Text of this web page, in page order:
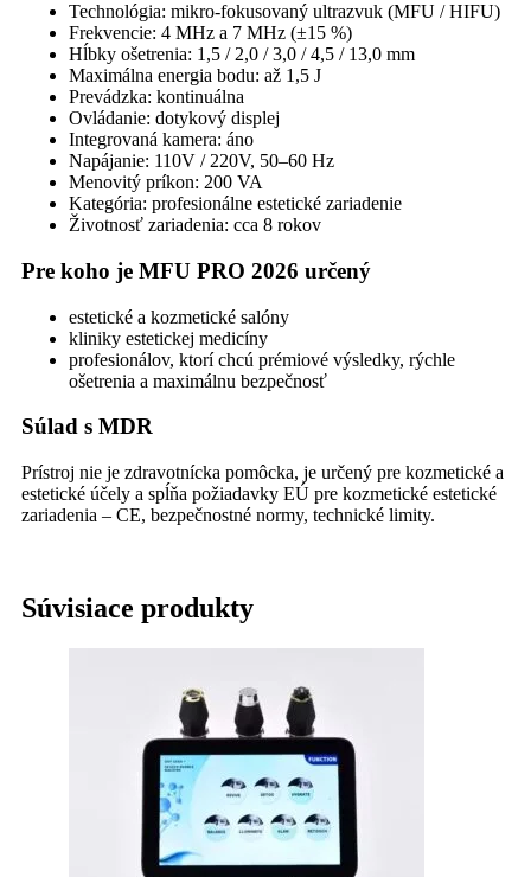
Technológia: mikro-fokusovaný ultrazvuk (MFU / HIFU)
Frekvencie: 4 MHz a 7 MHz (±15 %)
Hĺbky ošetrenia: 1,5 / 2,0 / 3,0 / 4,5 / 13,0 mm
Maximálna energia bodu: až 1,5 J
Prevádzka: kontinuálna
Ovládanie: dotykový displej
Integrovaná kamera: áno
Napájanie: 110V / 220V, 50–60 Hz
Menovitý príkon: 200 VA
Kategória: profesionálne estetické zariadenie
Životnosť zariadenia: cca 8 rokov
Pre koho je MFU PRO 2026 určený
estetické a kozmetické salóny
kliniky estetickej medicíny
profesionálov, ktorí chcú prémiové výsledky, rýchle
ošetrenia a maximálnu bezpečnosť
Súlad s MDR
Prístroj nie je zdravotnícka pomôcka, je určený pre kozmetické a
estetické účely a spĺňa požiadavky EÚ pre kozmetické estetické
zariadenia – CE, bezpečnostné normy, technické limity.
Súvisiace produkty